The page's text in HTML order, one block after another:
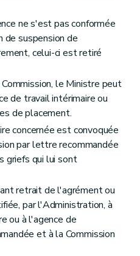
ne s'est pas conformée
de suspension de
celui-ci est retiré
le Ministre peut
de travail intérimaire ou
de placement.
concernée est convoquée
par lettre recommandée
griefs qui lui sont
retrait de l'agrément ou
par l'Administration, à
ou à l'agence de
et à la Commission